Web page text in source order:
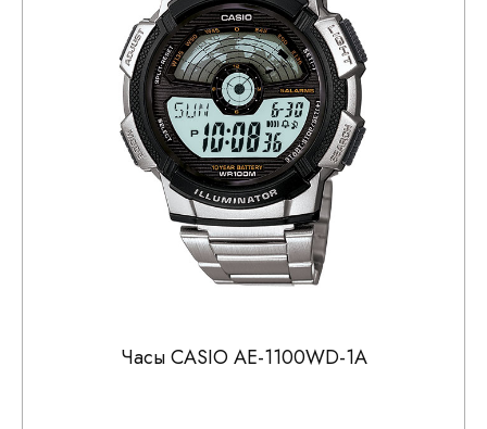
Часы CASIO AE-1100WD-1A